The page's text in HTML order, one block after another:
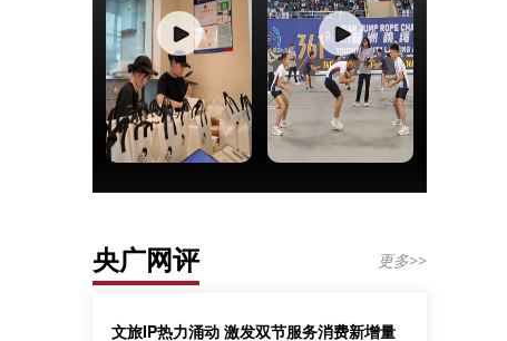
央广网评 更多>>
文旅IP热力涌动 激发双节服务消费新增量